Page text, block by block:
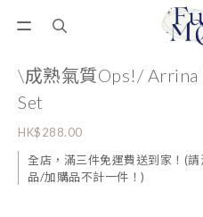
\成熟氣質Ops!/ Arrina
Set
HK$288.00
全店，滿三件免運費送到家！(
品/加購品不計一件！)